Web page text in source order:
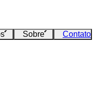
Sobre Contato